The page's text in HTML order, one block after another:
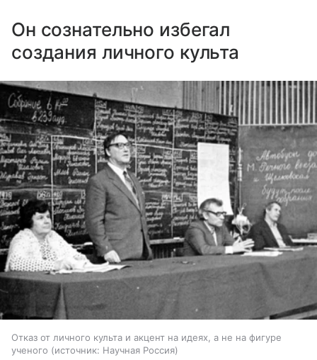
Он сознательно избегал
создания личного культа
Отказ от личного культа и акцент на идеях, а не на фигуре
ученого
источник: Научная Россия